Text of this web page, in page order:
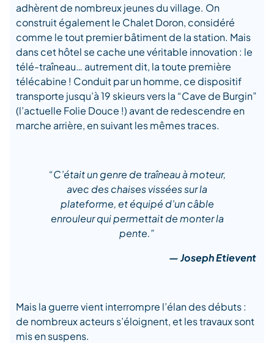
adhèrent de nombreux jeunes du village. On
construit également le Chalet Doron, considéré
comme le tout premier bâtiment de la station. Mais
dans cet hôtel se cache une véritable innovation : le
télé-traîneau… autrement dit, la toute première
télécabine ! Conduit par un homme, ce dispositif
transporte jusqu’à 19 skieurs vers la “Cave de Burgin”
(l’actuelle Folie Douce !) avant de redescendre en
marche arrière, en suivant les mêmes traces.
“C’était un genre de traîneau à moteur,
avec des chaises vissées sur la
plateforme, et équipé d’un câble
enrouleur qui permettait de monter la
pente.”
— Joseph Etievent
Mais la guerre vient interrompre l’élan des débuts :
de nombreux acteurs s’éloignent, et les travaux sont
mis en suspens.